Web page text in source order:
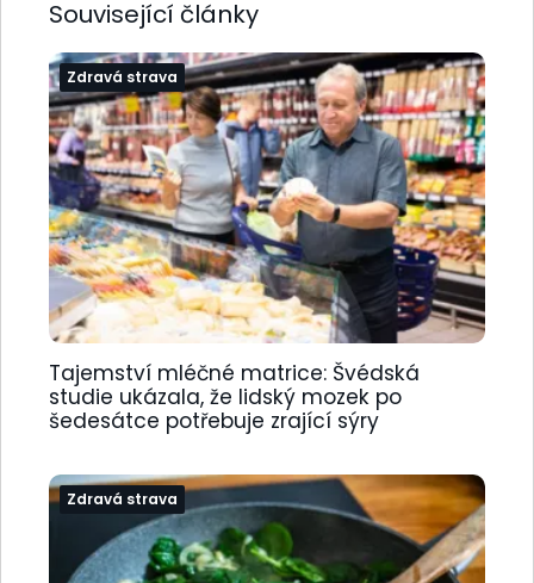
Související články
Zdravá strava
Tajemství mléčné matrice: Švédská
studie ukázala, že lidský mozek po
šedesátce potřebuje zrající sýry
Zdravá strava